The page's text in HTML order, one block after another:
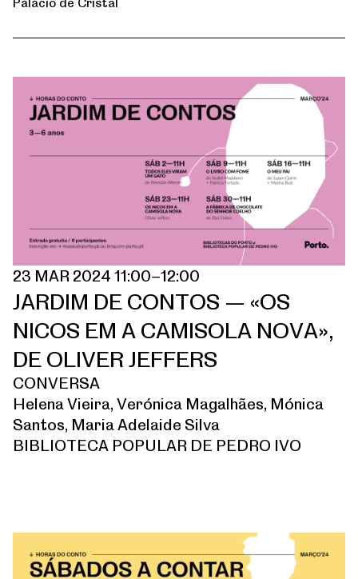
23 MAR 2024 11:00–12:00
JARDIM DE CONTOS — «OS
NICOS EM A CAMISOLA NOVA»,
DE OLIVER JEFFERS
CONVERSA
Helena Vieira, Verónica Magalhães, Mónica
Santos, Maria Adelaide Silva
BIBLIOTECA POPULAR DE PEDRO IVO